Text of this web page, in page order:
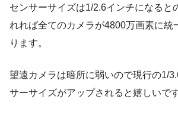
センサーサイズは1/2.6インチになると
れれば全てのカメラが4800万画素に統
ります。
望遠カメラは暗所に弱いので現行の1/
サーサイズがアップされると嬉しいです